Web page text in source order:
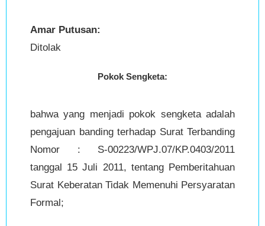
Amar Putusan:
Ditolak
Pokok Sengketa:
bahwa yang menjadi pokok sengketa adalah
pengajuan banding terhadap Surat Terbanding
Nomor : S-00223/WPJ.07/KP.0403/2011
tanggal 15 Juli 2011, tentang Pemberitahuan
Surat Keberatan Tidak Memenuhi Persyaratan
Formal;